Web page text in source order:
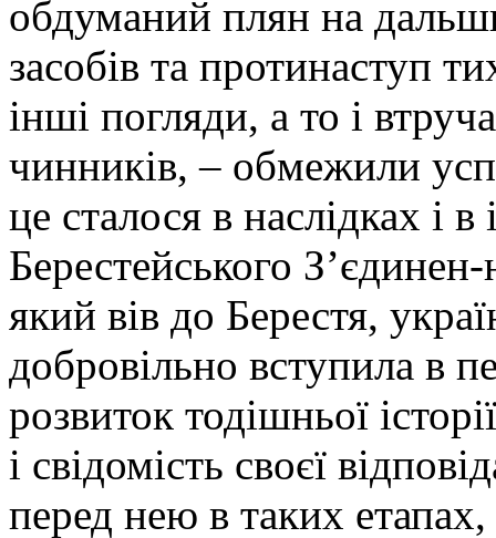
обдуманий плян на
засобів та протинаступ
інші погляди, а то і
чинників, – обмежили
це сталося в наслідках і в
Берестейського
який вів до Берестя,
добровільно вступила в
розвиток тодішньої
і свідомість своєї
перед нею в таких